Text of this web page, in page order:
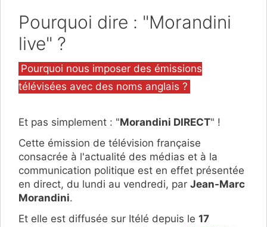
Pourquoi dire : "Morandini
live" ?
Catégories
Pourquoi nous imposer des émissions
télévisées avec des noms anglais ?
Et pas simplement : "Morandini DIRECT" !
Cette émission de télévision française
consacrée à l'actualité des médias et à la
communication politique est en effet présentée
en direct, du lundi au vendredi, par Jean-Marc
Morandini.
Et elle est diffusée sur Itélé depuis le 17